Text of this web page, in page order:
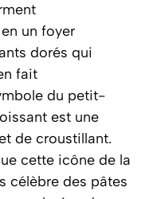
un foyer
dorés qui
fait
du petit-
est une
de croustillant.
cette icône de la
célèbre des pâtes